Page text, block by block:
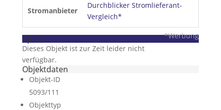
Stromanbieter
Durchblicker Stromlieferant-
Vergleich*
*Werbung
open
Dieses Objekt ist zur Zeit leider nicht
verfügbar.
Objektdaten
Objekt-ID
5093/111
Objekttyp